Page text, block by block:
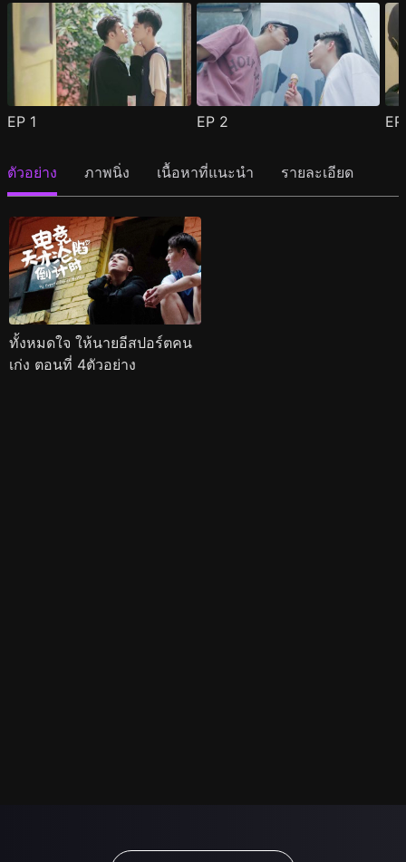
EP 1 EP 2
ตัวอย่าง ภาพนิ่ง เนื้อหาที่แนะนำ รายละเอียด
ทั้งหมดใจ ให้นายอีสปอร์ตคน
เก่ง ตอนที่ 4ตัวอย่าง